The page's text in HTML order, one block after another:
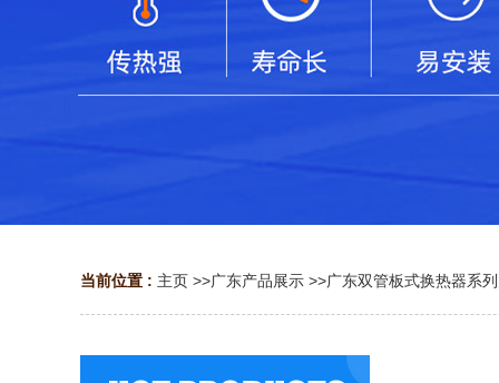
当前位置 : 主页 >>广东产品展示 >>广东双管板式换热器系列